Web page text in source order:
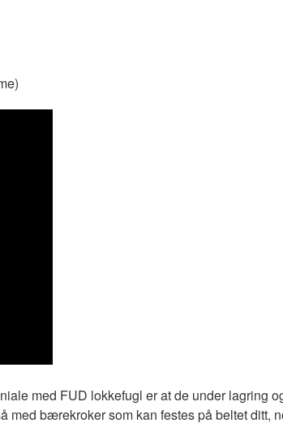
med FUD lokkefugl er at de under lagring
bærekroker som kan festes på beltet ditt,